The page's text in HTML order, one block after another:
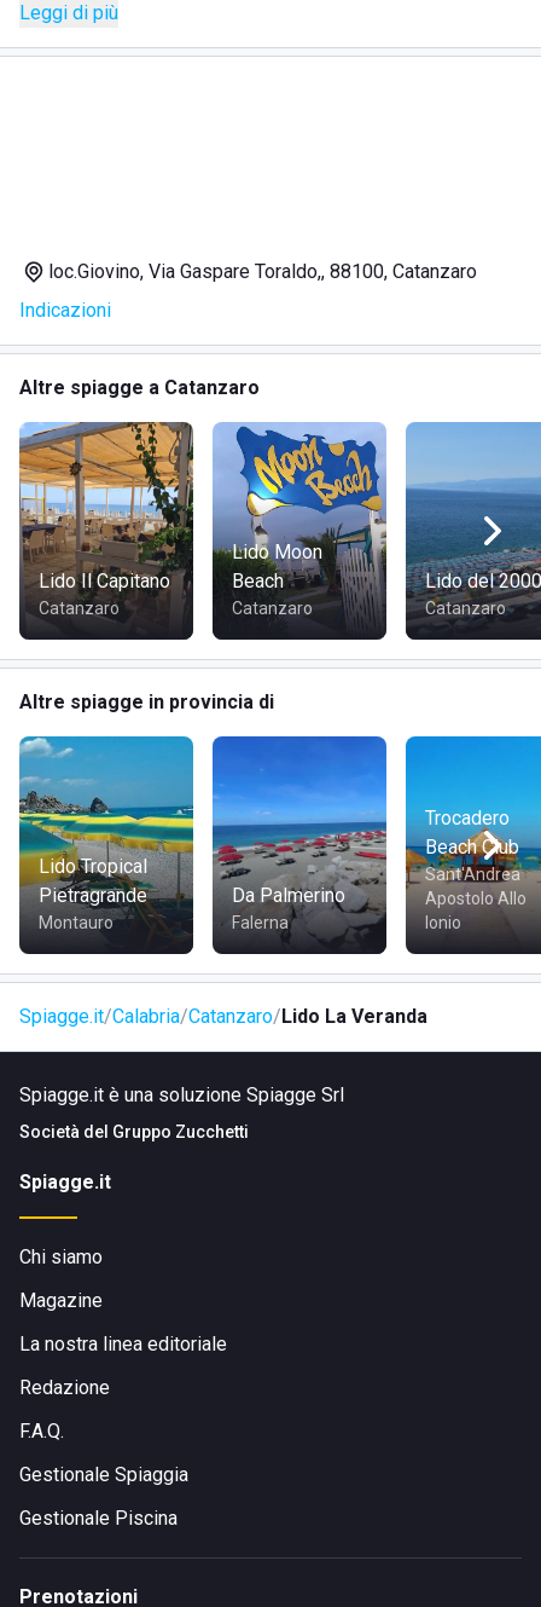
trascorrere le giornate qui.
Leggi di più
loc.Giovino, Via Gaspare Toraldo,, 88100, Catanzaro
Indicazioni
Altre spiagge a Catanzaro
Lido Il Capitano
Catanzaro
Lido Moon
Beach
Catanzaro
Lido del 2000
Catanzaro
Altre spiagge in provincia di
Lido Tropical
Pietragrande
Montauro
Da Palmerino
Falerna
Trocadero
Beach Club
Sant'Andrea
Apostolo Allo
Ionio
Spiagge.it Calabria Catanzaro Lido La Veranda
Spiagge.it è una soluzione Spiagge Srl
Società del Gruppo Zucchetti
Spiagge.it
Chi siamo
Magazine
La nostra linea editoriale
Redazione
F.A.Q.
Gestionale Spiaggia
Gestionale Piscina
Prenotazioni